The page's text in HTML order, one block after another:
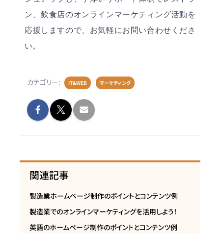
ン、飲食店のオンラインマーケティング活動を
応援しますので、お気軽にお問い合わせくださ
い。
カテゴリー: IT&WEB マーケティング
関連記事
製造業ホームページ制作のポイントとコンテンツ例
製造業でのオンラインマーケティングを活用しよう！
英語のホームページ制作のポイントとコンテンツ例